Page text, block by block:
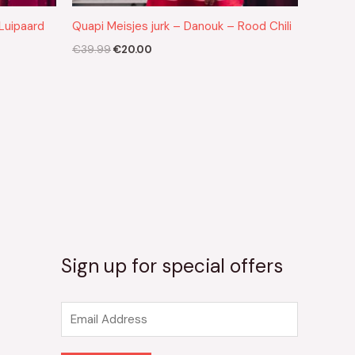
Quapi Meisjes jurk – Danouk – Rood Chili
€39.99€20.00
Sign up for special offers
m